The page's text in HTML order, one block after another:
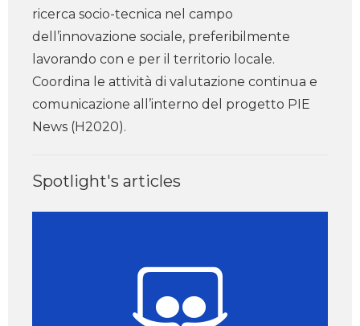
ricerca socio-tecnica nel campo
dell’innovazione sociale, preferibilmente
lavorando con e per il territorio locale.
Coordina le attività di valutazione continua e
comunicazione all’interno del progetto PIE
News (H2020).
Spotlight's articles